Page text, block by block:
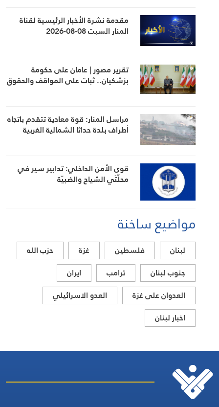
مقدمة نشرة الأخبار الرئيسية لقناة
المنار السبت 08-08-2026
تقرير مصور | عامان على حكومة
بزشكيان.. ثبات على المواقف والحقوق
مراسل المنار: قوة معادية تتقدم باتجاه
أطراف بلدة حداثا الشمالية الغربية
قوى الأمن الداخلي: تدابير سير في
محلّتَي الشياح والضبيّة
مواضيع ساخنة
لبنان فلسطين غزة
حزب الله
جنوب لبنان
ترامب
ايران
العدوان على غزة
العدو الاسرائيلي
اخبار لبنان